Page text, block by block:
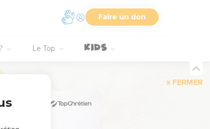
Faire un don
Le Top
FERMER